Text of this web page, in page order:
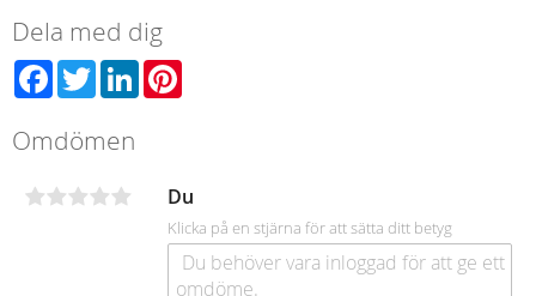
Dela med dig
Facebook
TwitterLinkedIn
Omdömen
Du
Klicka på en stjärna för att sätta ditt betyg